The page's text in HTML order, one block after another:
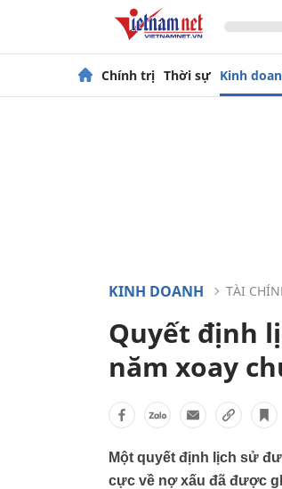
Chính trị Thời sự Kinh
KINH DOANH TÀI
Quyết định
năm xoay
Một quyết định lịch sử
cực về nợ xấu đã được